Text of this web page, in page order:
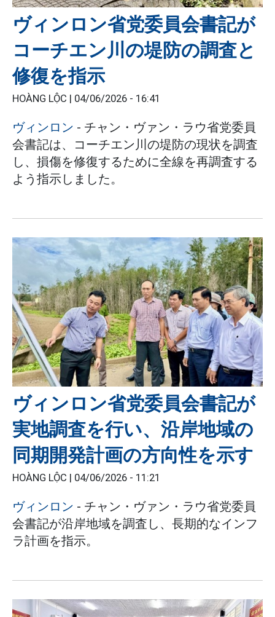
ヴィンロン省党委員会書記が
コーチエン川の堤防の調査と
修復を指示
HOÀNG LỘC | 04/06/2026 - 16:41
ヴィンロン - チャン・ヴァン・ラウ省党委員
会書記は、コーチエン川の堤防の現状を調査
し、損傷を修復するために全線を再調査する
よう指示しました。
ヴィンロン省党委員会書記が
実地調査を行い、沿岸地域の
同期開発計画の方向性を示す
HOÀNG LỘC | 04/06/2026 - 11:21
ヴィンロン - チャン・ヴァン・ラウ省党委員
会書記が沿岸地域を調査し、長期的なインフ
ラ計画を指示。